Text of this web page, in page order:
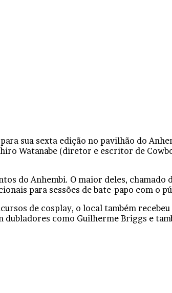
sua sexta edição no pavilhão do
Watanabe (diretor e escritor de
do Anhembi. O maior deles, chamado
para sessões de bate-papo com o
de cosplay, o local também
como Guilherme Briggs e